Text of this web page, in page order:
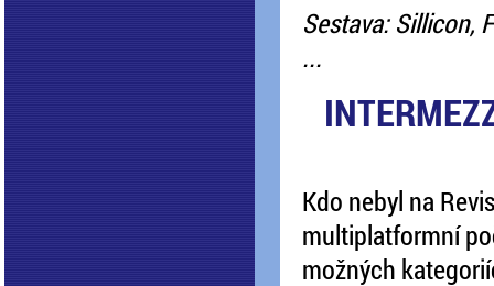
Sestava: Sillicon,
...
Kdo nebyl na
multiplatformní
možných